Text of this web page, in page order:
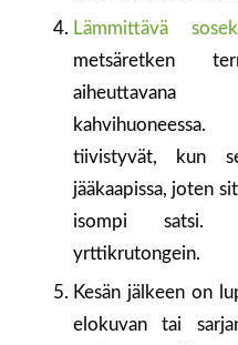
Lämmittävä
metsäretken
tiivistyvät, kun
jääkaapissa, joten
isompi satsi.
yrttikrutongein.
Kesän jälkeen on
elokuvan tai